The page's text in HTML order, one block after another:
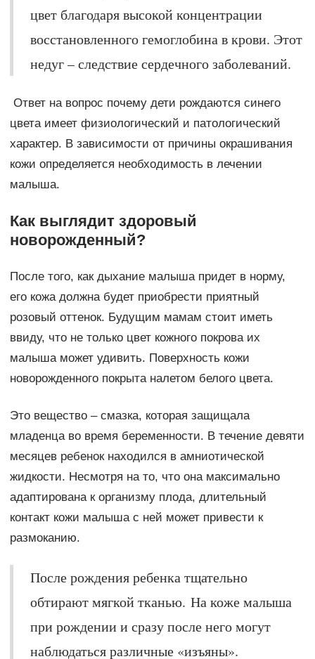
цвет благодаря высокой концентрации
восстановленного гемоглобина в крови. Этот
недуг – следствие сердечного заболеваний.
Ответ на вопрос почему дети рождаются синего
цвета имеет физиологический и патологический
характер. В зависимости от причины окрашивания
кожи определяется необходимость в лечении
малыша.
Как выглядит здоровый
новорожденный?
После того, как дыхание малыша придет в норму,
его кожа должна будет приобрести приятный
розовый оттенок. Будущим мамам стоит иметь
ввиду, что не только цвет кожного покрова их
малыша может удивить. Поверхность кожи
новорожденного покрыта налетом белого цвета.
Это вещество – смазка, которая защищала
младенца во время беременности. В течение девяти
месяцев ребенок находился в амниотической
жидкости. Несмотря на то, что она максимально
адаптирована к организму плода, длительный
контакт кожи малыша с ней может привести к
размоканию.
После рождения ребенка тщательно
обтирают мягкой тканью. На коже малыша
при рождении и сразу после него могут
наблюдаться различные «изъяны».